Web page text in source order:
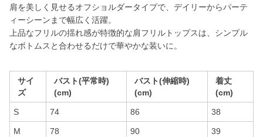
肩を美しく見せるオフショルダータイプで、デイリーからパーテ
ィーシーンまで幅広く活躍。
上品なフリルの揺れ感が特徴的な肩フリルトップスは、シンプル
なボトムスと合わせるだけで華やかな装いに。
サイ
ズ
バスト(平常時)
(cm)
バスト(伸縮時)
(cm)
着丈
(cm)
S 74 86 38
M 78 90 39